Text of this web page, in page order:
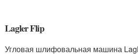
Lagler Flip
Угловая шлифовальная машина